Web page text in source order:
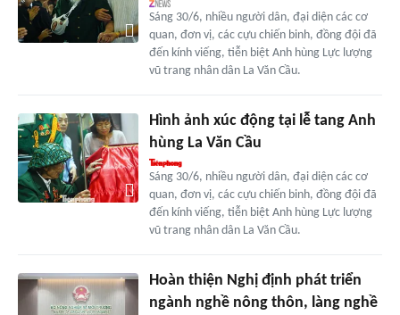
Sáng 30/6, nhiều người dân, đại diện các cơ
quan, đơn vị, các cựu chiến binh, đồng đội đã
đến kính viếng, tiễn biệt Anh hùng Lực lượng
vũ trang nhân dân La Văn Cầu.
Hình ảnh xúc động tại lễ tang Anh
hùng La Văn Cầu
Sáng 30/6, nhiều người dân, đại diện các cơ
quan, đơn vị, các cựu chiến binh, đồng đội đã
đến kính viếng, tiễn biệt Anh hùng Lực lượng
vũ trang nhân dân La Văn Cầu.
Hoàn thiện Nghị định phát triển
ngành nghề nông thôn, làng nghề